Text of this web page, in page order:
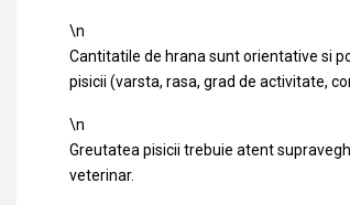
\n
Cantitatile de hrana sunt orientative si
pisicii (varsta, rasa, grad de activitate,
\n
Greutatea pisicii trebuie atent
veterinar.